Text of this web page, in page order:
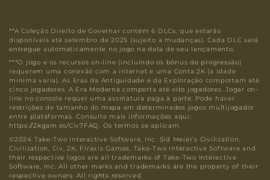
**A Coleção Direito de Governar contém 6 DLCs, que estarão
disponíveis até setembro de 2025 (sujeito a mudanças). Cada DLC será
entregue automaticamente no jogo na data de seu lançamento.
***O jogo e os recursos on-line (incluindo os bônus de progressão)
requerem uma conexão com a internet e uma Conta 2K (a idade
mínima varia). As Eras da Antiguidade e da Exploração comportam até
cinco jogadores. A Era Moderna comporta até oito jogadores. Jogar on-
line no console requer uma assinatura paga à parte. Pode haver
restrições de tamanho do mapa em determinados jogos multijogador
entre plataformas. Consulte mais informações aqui:
https://2kgam.es/Civ7FAQ. Os termos se aplicam.
©2024 Take-Two Interactive Software, Inc. Sid Meier’s Civilization,
Civilization, Civ, 2K, Firaxis Games, Take-Two Interactive Software and
their respective logos are all trademarks of Take-Two Interactive
Software, Inc. All other marks and trademarks are the property of their
respective owners. All rights reserved.